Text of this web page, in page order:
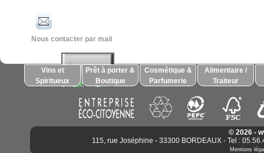
Nous contacter par mail
Vins et
Spiritueux
Prêt à porter &
Boutique
Cosmétique &
Parfumerie
Alimentaire /
Traiteur
© 2026 -
115, rue Joséphine - 33300 BORDEAUX - Tel :
Mentions